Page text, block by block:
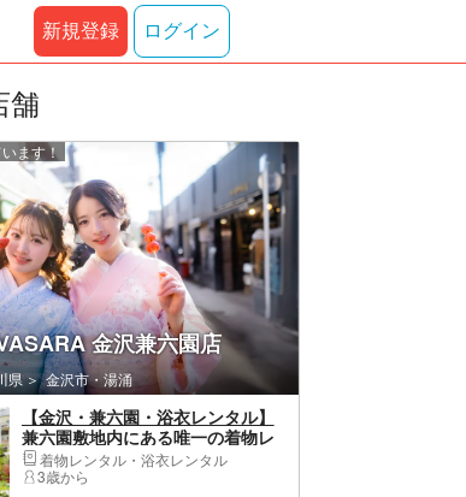
新規登録 ログイン
舗
金沢兼六園店
県 金沢市・湯涌
ます！
【金沢・兼六園・浴衣レンタル】
兼六園敷地内にある唯一の着物レ
ンタル！ヘアセット付き！花火大
会や夏祭りにも！浴衣一式レンタ
着物レンタル・浴衣レンタル
3歳から